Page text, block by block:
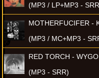
(MP3 / LP+MP3 -
MOTHERFUCIFER -
(MP3 / MC+MP3 -
RED TORCH -
(MP3 - SRR)